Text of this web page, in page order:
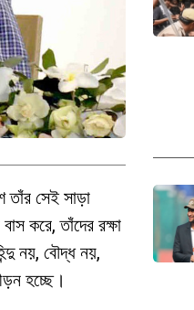
তাঁর সেই সাড়া
করে, তাঁদের রক্ষা
নয়, বৌদ্ধ নয়,
হচ্ছে।